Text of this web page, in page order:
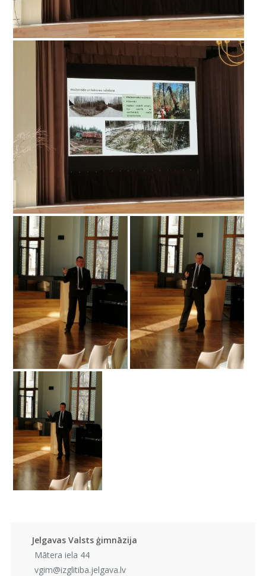
Jelgavas Valsts ģimnāzija
Mātera iela 44
vgim@izglitiba.jelgava.lv